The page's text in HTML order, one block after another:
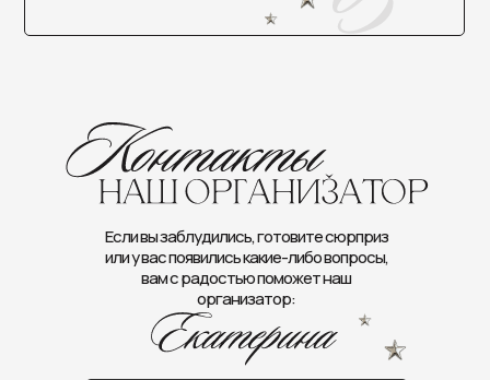
Если вы заблудились, готовите сюрприз
или у вас появились какие-либо вопросы,
вам с радостью поможет наш
организатор: